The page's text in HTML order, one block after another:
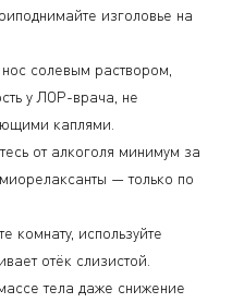
изголовье на
солевым раствором,
у ЛОР-врача, не
каплями.
от алкоголя минимум за
— только по
комнату, используйте
отёк слизистой.
тела даже снижение